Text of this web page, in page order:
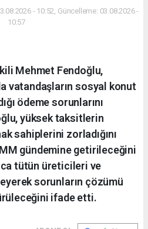
- 10:52, Güncelleme: 03.08.2026 -
10:57
Mehmet Fendoğlu,
vatandaşların sosyal konut
ödeme sorunlarını
yüksek taksitlerin
sahiplerini zorladığını
gündemine getirileceğini
tütün üreticileri ve
sorunların çözümü
ifade etti.